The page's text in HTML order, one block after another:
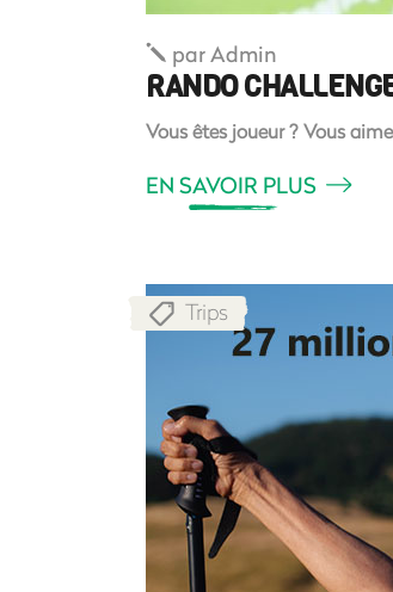
parAdmin
RANDO
Vous êtes joueur ? Vous
EN SAVOIR PLUS
Trips